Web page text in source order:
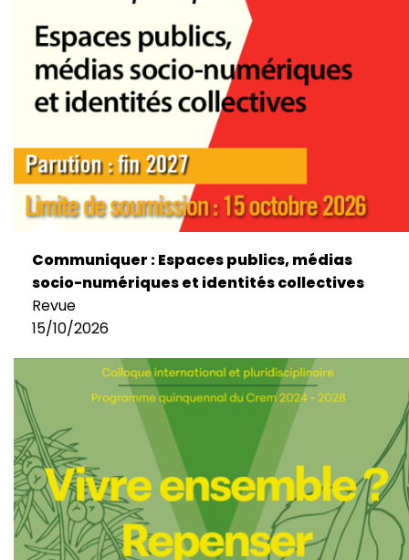
Communiquer : Espaces publics, médias
socio-numériques et identités collectives
Revue
15/10/2026